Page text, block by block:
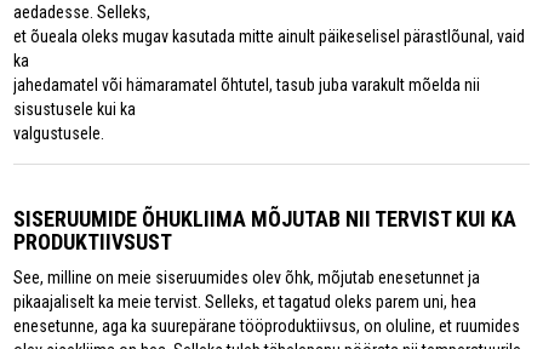
aedadesse. Selleks,
et õueala oleks mugav kasutada mitte ainult päikeselisel pärastlõunal, vaid
ka
jahedamatel või hämaramatel õhtutel, tasub juba varakult mõelda nii
sisustusele kui ka
valgustusele.
SISERUUMIDE ÕHUKLIIMA MÕJUTAB NII TERVIST KUI KA
PRODUKTIIVSUST
See, milline on meie siseruumides olev õhk, mõjutab enesetunnet ja
pikaajaliselt ka meie tervist. Selleks, et tagatud oleks parem uni, hea
enesetunne, aga ka suurepärane tööproduktiivsus, on oluline, et ruumides